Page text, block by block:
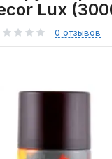
Lux
0 отзывов